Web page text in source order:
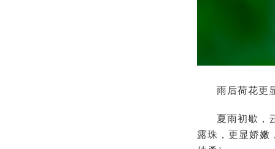
雨后荷花更
夏雨初歇，
露珠，更显娇嫩